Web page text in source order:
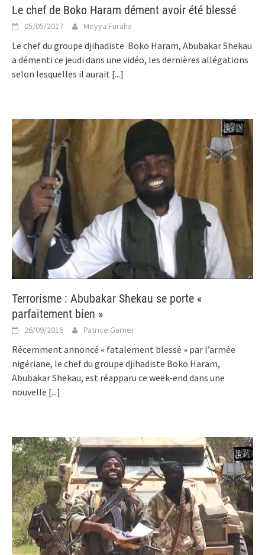
Le chef de Boko Haram dément avoir été blessé
05/05/2017 Meyya Furaha
Le chef du groupe djihadiste Boko Haram, Abubakar Shekau
a démenti ce jeudi dans une vidéo, les dernières allégations
selon lesquelles il aurait [...]
Terrorisme : Abubakar Shekau se porte «
parfaitement bien »
26/09/2016 Patrice Garner
Récemment annoncé « fatalement blessé » par l’armée
nigériane, le chef du groupe djihadiste Boko Haram,
Abubakar Shekau, est réapparu ce week-end dans une
nouvelle [...]